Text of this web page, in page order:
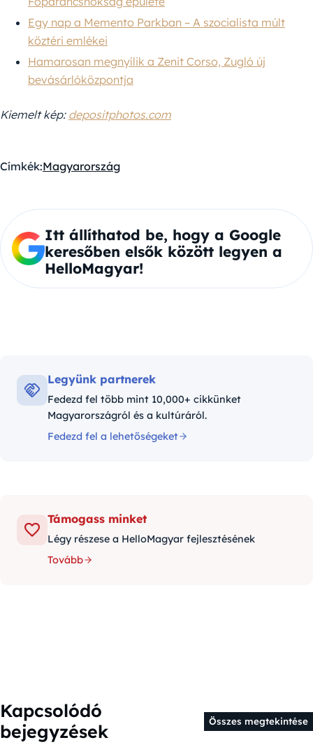
Egy nap a Memento Parkban – A szocialista múlt
köztéri emlékei
Hamarosan megnyílik a Zenit Corso, Zugló új
bevásárlóközpontja
Kiemelt kép: depositphotos.com
Címkék:Magyarország
Itt állíthatod be, hogy a Google
keresőben elsők között legyen a
HelloMagyar!
Legyünk partnerek
Fedezd fel több mint 10,000+ cikkünket
Magyarországról és a kultúráról.
Fedezd fel a lehetőségeket
Támogass minket
Légy részese a HelloMagyar fejlesztésének
Tovább
Kapcsolódó
bejegyzések
Összes megtekintése